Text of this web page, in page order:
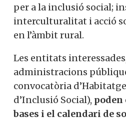
per a la inclusió social;
interculturalitat i acció
en l’àmbit rural.
Les entitats
administracions
convocatòria
d’Inclusió Social),
bases i el calendari de